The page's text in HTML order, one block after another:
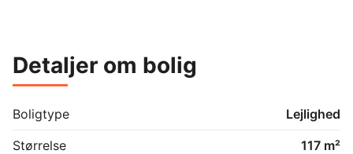
Detaljer om bolig
Boligtype
Lejlighed
Størrelse
117 m²